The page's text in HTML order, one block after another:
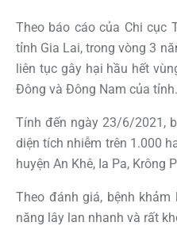
Theo báo cáo của Chi cục
tỉnh Gia Lai, trong vòng 3
liên tục gây hại hầu hết
Đông và Đông Nam của tỉnh.
Tính đến ngày 23/6/2021,
diện tích nhiễm trên 1.000
huyện An Khê, Ia Pa, Krông
Theo đánh giá, bệnh
năng lây lan nhanh và rất